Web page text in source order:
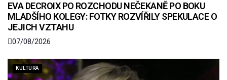
EVA DECROIX PO ROZCHODU NEČEKANĚ PO BOKU
MLADŠÍHO KOLEGY: FOTKY ROZVÍŘILY SPEKULACE O
JEJICH VZTAHU
07/08/2026
KULTURA